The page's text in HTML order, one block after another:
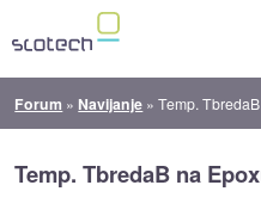
Forum » Navijanje »Temp.
Temp. TbredaB na